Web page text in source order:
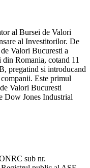
al Bursei de Valori
al Investitorilor. De
Valori Bucuresti a
Romania, cotand 11
pregatind si introducand
Este primul
Valori Bucuresti
Dow Jones Industrial
sub nr.